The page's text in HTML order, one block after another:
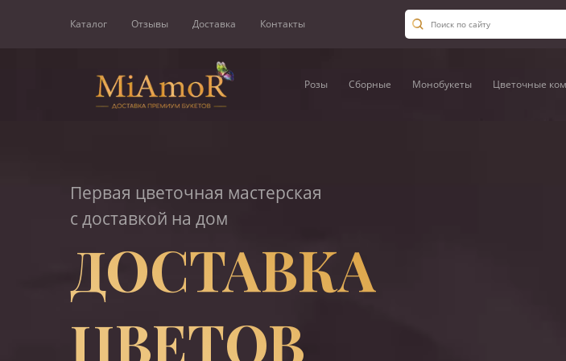
Каталог Отзывы Доставка Контакты
Розы Сборные Монобукеты Цветочные
Первая цветочная мастерская
с доставкой на дом
ДОСТАВКА
ЦВЕТОВ